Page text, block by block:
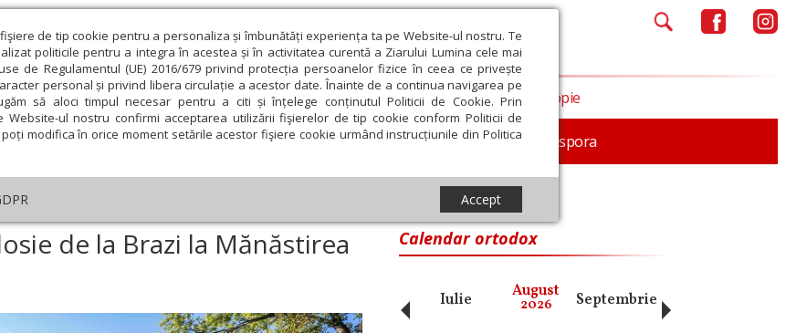
de tip cookie pentru a personaliza și îmbunătăți experiența ta pe Website-ul nostru. Te
politicile pentru a integra în acestea și în activitatea curentă a Ziarului Lumina cele mai
de Regulamentul (UE) 2016/679 privind protecția persoanelor fizice în ceea ce privește
personal și privind libera circulație a acestor date. Înainte de a continua navigarea pe
să aloci timpul necesar pentru a citi și înțelege conținutul Politicii de Cookie. Prin
Website-ul nostru confirmi acceptarea utilizării fişierelor de tip cookie conform Politicii de
modifica în orice moment setările acestor fişiere cookie urmând instrucțiunile din Politica
Accept
An omagial Comunicate de presă Documentar In memoriam Diaspora
și spiritualitate Educaţie și Cultură Societate Opinii Filantropie
Sfântului Teodosie de la Brazi la Mănăstirea Mirăuți
de la Brazi la Mănăstirea
Calendar ortodox
Iulie August
2026 Septembrie Octombrie
‹